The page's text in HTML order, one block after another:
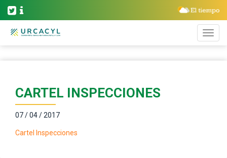
CARTEL INSPECCIONES
07 / 04 / 2017
Cartel Inspecciones